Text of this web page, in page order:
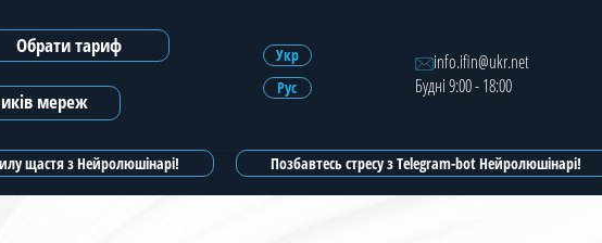
Обрати тариф
мереж
Укр
Рус
info.ifin@ukr.net
Будні 9:00 - 18:00
щастя з Нейролюшінарі! Позбавтесь стресу з Telegram-bot Нейролюшінарі!
Зареєструватись
з ЕЦП